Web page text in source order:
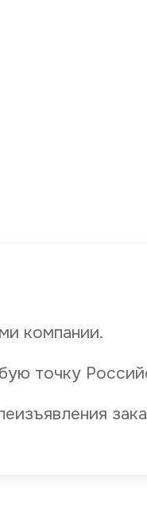
компании.
точку